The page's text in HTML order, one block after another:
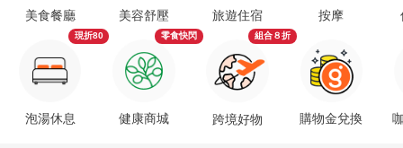
美食餐廳
泡湯休息
現折80
美容舒壓
健康商城
零食快閃
旅遊住宿
跨境好物
組合８折
按摩
購物金兌換